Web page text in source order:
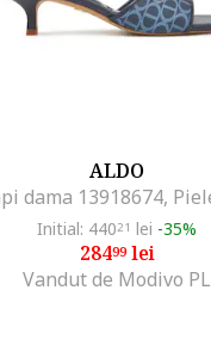
ALDO
Initial: 44021 lei -35%
28499lei
Vandut de Modivo PL